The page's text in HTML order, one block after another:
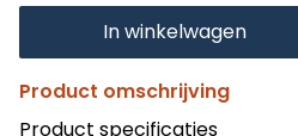
In winkelwagen
Product omschrijving
Product specificaties